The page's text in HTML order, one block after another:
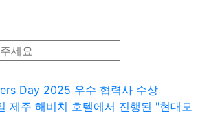
Day 2025 우수 협력사 수상
제주 해비치 호텔에서 진행된 "현대모